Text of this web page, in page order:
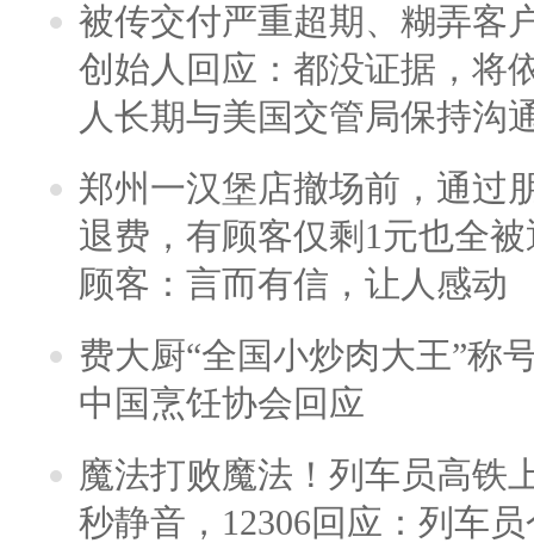
被传交付严重超期、糊弄客
创始人回应：都没证据，将
人长期与美国交管局保持沟
郑州一汉堡店撤场前，通过
退费，有顾客仅剩1元也全
顾客：言而有信，让人感动
费大厨“全国小炒肉大王”称
中国烹饪协会回应
魔法打败魔法！列车员高铁
秒静音，12306回应：列车